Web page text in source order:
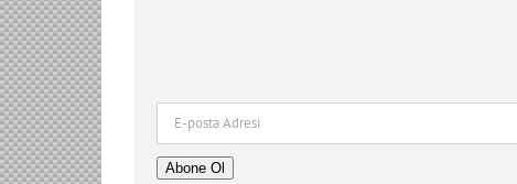
Adresi
Abone Ol